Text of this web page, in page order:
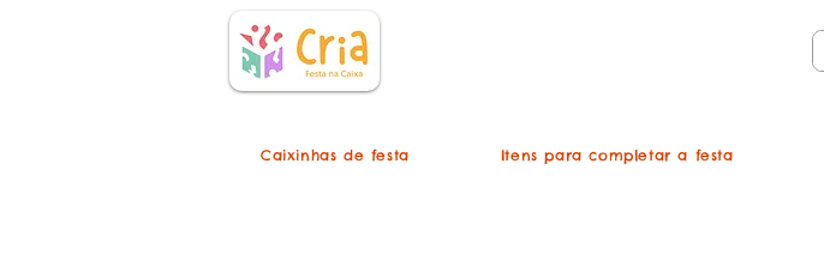
Caixinhas de festa Itens para completar a festa